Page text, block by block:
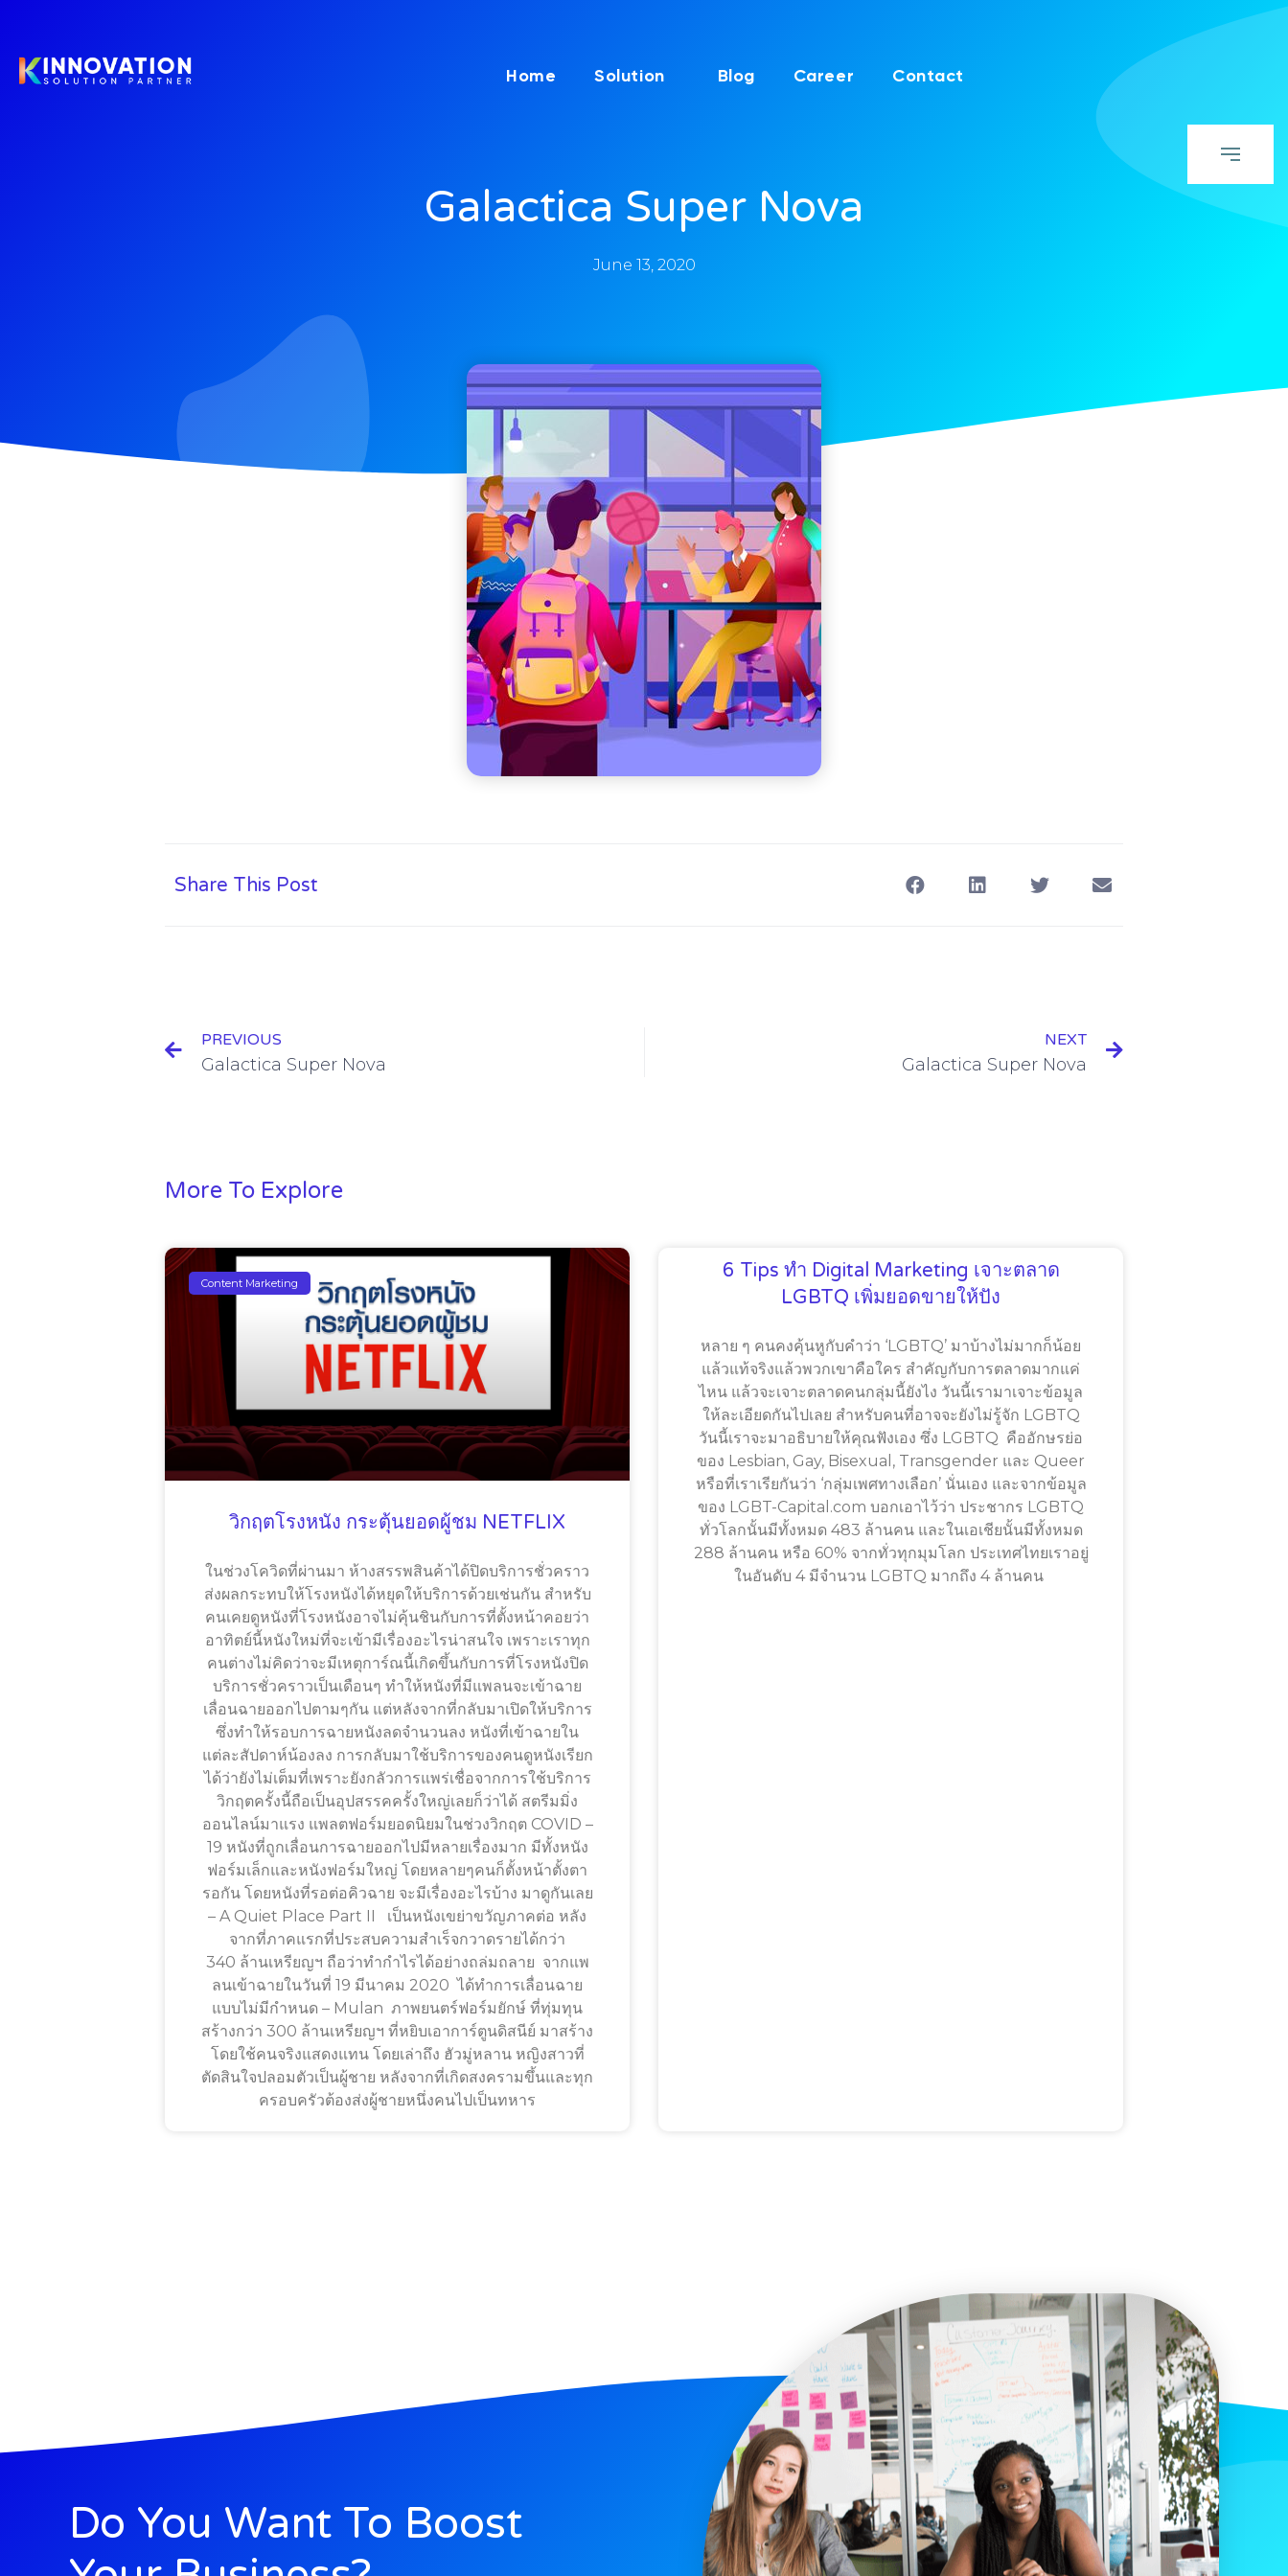
Home Solution Blog Career Contact
Galactica Super Nova
June 13, 2020
Share This Post
PREVIOUS
Galactica Super Nova
NEXT
Galactica Super Nova
More To Explore
Content Marketing
วิกฤตโรงหนัง กระตุ้นยอดผู้ชม NETFLIX
ในช่วงโควิดที่ผ่านมา ห้างสรรพสินค้าได้ปิดบริการชั่วคราว
ส่งผลกระทบให้โรงหนังได้หยุดให้บริการด้วยเช่นกัน สำหรับ
คนเคยดูหนังที่โรงหนังอาจไม่คุ้นชินกับการที่ตั้งหน้าคอยว่า
อาทิตย์นี้หนังใหม่ที่จะเข้ามีเรื่องอะไรน่าสนใจ เพราะเราทุก
คนต่างไม่คิดว่าจะมีเหตุการ์ณนี้เกิดขึ้นกับการที่โรงหนังปิด
บริการชั่วคราวเป็นเดือนๆ ทำให้หนังที่มีแพลนจะเข้าฉาย
เลื่อนฉายออกไปตามๆกัน แต่หลังจากที่กลับมาเปิดให้บริการ
ซึ่งทำให้รอบการฉายหนังลดจำนวนลง หนังที่เข้าฉายใน
แต่ละสัปดาห์น้องลง การกลับมาใช้บริการของคนดูหนังเรียก
ได้ว่ายังไม่เต็มที่เพราะยังกลัวการแพร่เชื่อจากการใช้บริการ
วิกฤตครั้งนี้ถือเป็นอุปสรรคครั้งใหญ่เลยก็ว่าได้ สตรีมมิ่ง
ออนไลน์มาแรง แพลตฟอร์มยอดนิยมในช่วงวิกฤต COVID –
19 หนังที่ถูกเลื่อนการฉายออกไปมีหลายเรื่องมาก มีทั้งหนัง
ฟอร์มเล็กและหนังฟอร์มใหญ่ โดยหลายๆคนก็ตั้งหน้าตั้งตา
รอกัน โดยหนังที่รอต่อคิวฉาย จะมีเรื่องอะไรบ้าง มาดูกันเลย
– A Quiet Place Part II เป็นหนังเขย่าขวัญภาคต่อ หลัง
จากที่ภาคแรกที่ประสบความสำเร็จกวาดรายได้กว่า
340 ล้านเหรียญฯ ถือว่าทำกำไรได้อย่างถล่มถลาย จากแพ
ลนเข้าฉายในวันที่ 19 มีนาคม 2020 ได้ทำการเลื่อนฉาย
แบบไม่มีกำหนด – Mulan ภาพยนตร์ฟอร์มยักษ์ ที่ทุ่มทุน
สร้างกว่า 300 ล้านเหรียญฯ ที่หยิบเอาการ์ตูนดิสนีย์ มาสร้าง
โดยใช้คนจริงแสดงแทน โดยเล่าถึง ฮัวมู่หลาน หญิงสาวที่
ตัดสินใจปลอมตัวเป็นผู้ชาย หลังจากที่เกิดสงครามขึ้นและทุก
ครอบครัวต้องส่งผู้ชายหนึ่งคนไปเป็นทหาร
6 Tips ทำ Digital Marketing เจาะตลาด
LGBTQ เพิ่มยอดขายให้ปัง
หลาย ๆ คนคงคุ้นหูกับคำว่า ‘LGBTQ’ มาบ้างไม่มากก็น้อย
แล้วแท้จริงแล้วพวกเขาคือใคร สำคัญกับการตลาดมากแค่
ไหน แล้วจะเจาะตลาดคนกลุ่มนี้ยังไง วันนี้เรามาเจาะข้อมูล
ให้ละเอียดกันไปเลย สำหรับคนที่อาจจะยังไม่รู้จัก LGBTQ
วันนี้เราจะมาอธิบายให้คุณฟังเอง ซึ่ง LGBTQ คืออักษรย่อ
ของ Lesbian, Gay, Bisexual, Transgender และ Queer
หรือที่เราเรียกันว่า ‘กลุ่มเพศทางเลือก’ นั่นเอง และจากข้อมูล
ของ LGBT-Capital.com บอกเอาไว้ว่า ประชากร LGBTQ
ทั่วโลกนั้นมีทั้งหมด 483 ล้านคน และในเอเชียนั้นมีทั้งหมด
288 ล้านคน หรือ 60% จากทั่วทุกมุมโลก ประเทศไทยเราอยู่
ในอันดับ 4 มีจำนวน LGBTQ มากถึง 4 ล้านคน
Do You Want To Boost